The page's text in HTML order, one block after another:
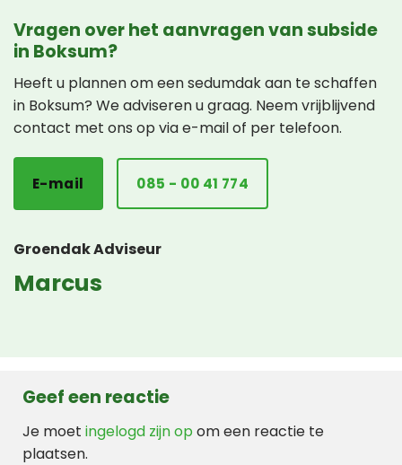
Vragen over het aanvragen van subside
in Boksum?
Heeft u plannen om een sedumdak aan te schaffen
in Boksum? We adviseren u graag. Neem vrijblijvend
contact met ons op via e-mail of per telefoon.
E-mail 085 - 00 41 774
Groendak Adviseur
Marcus
Geef een reactie
Je moet ingelogd zijn op om een reactie te
plaatsen.